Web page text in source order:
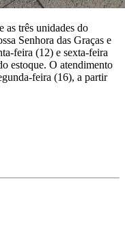
as três unidades do
Senhora das Graças e
feira (12) e sexta-feira
estoque. O atendimento
feira (16), a partir